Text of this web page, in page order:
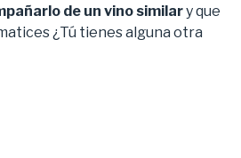
de un vino similary que
¿Tú tienes alguna otra